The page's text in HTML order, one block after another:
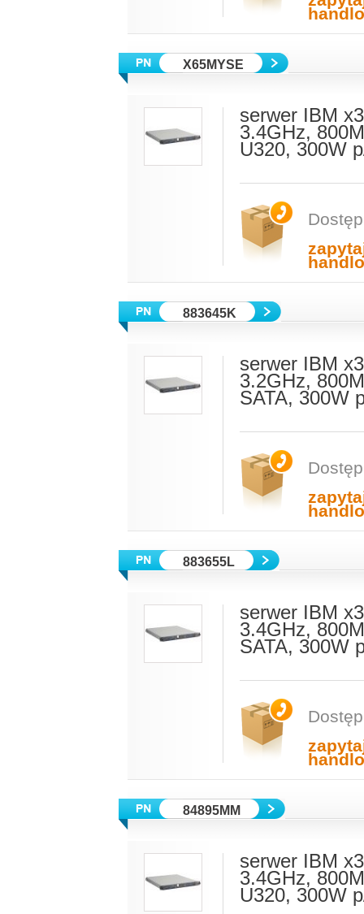
X65MYSE
serwer IBM
3.4GHz,
U320, 300W
883645K
serwer IBM
3.2GHz,
SATA, 300W
883655L
serwer IBM
3.4GHz,
SATA, 300W
84895MM
serwer IBM
3.4GHz,
U320, 300W